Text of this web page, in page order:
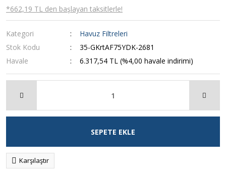
*662,19 TL den başlayan taksitlerle!
Kategori
Havuz Filtreleri
Stok Kodu
35-GKrtAF75YDK-2681
Havale
6.317,54 TL (%4,00 havale indirimi)
SEPETE EKLE
Karşılaştır